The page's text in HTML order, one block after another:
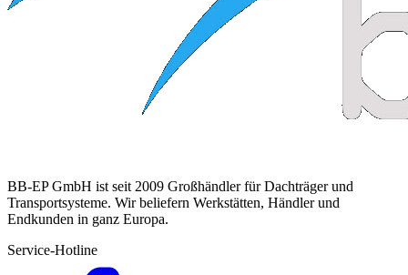
BB-EP GmbH ist seit 2009 Großhändler für Dachträger und
Transportsysteme. Wir beliefern Werkstätten, Händler und
Endkunden in ganz Europa.
Service-Hotline